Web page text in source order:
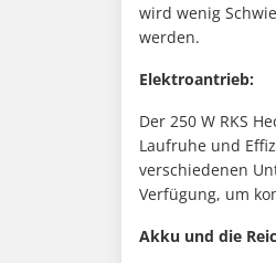
wird wenig
werden.
Elektroantrieb:
Der 250 W RKS
Laufruhe und
verschiedenen
Verfügung, um
Akku und die